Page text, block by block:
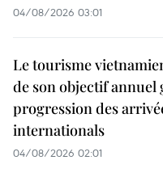
04/08/2026 03:01
Le tourisme
de son objectif annuel
progression des
internationals
04/08/2026 02:01